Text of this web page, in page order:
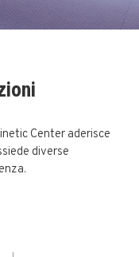
Center aderisce
diverse